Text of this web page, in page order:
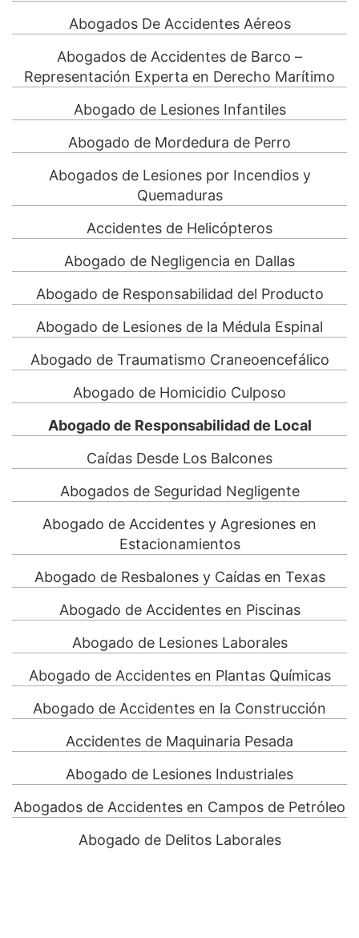
Abogados De Accidentes Aéreos
Abogados de Accidentes de Barco –
Representación Experta en Derecho Marítimo
Abogado de Lesiones Infantiles
Abogado de Mordedura de Perro
Abogados de Lesiones por Incendios y
Quemaduras
Accidentes de Helicópteros
Abogado de Negligencia en Dallas
Abogado de Responsabilidad del Producto
Abogado de Lesiones de la Médula Espinal
Abogado de Traumatismo Craneoencefálico
Abogado de Homicidio Culposo
Abogado de Responsabilidad de Local
Caídas Desde Los Balcones
Abogados de Seguridad Negligente
Abogado de Accidentes y Agresiones en
Estacionamientos
Abogado de Resbalones y Caídas en Texas
Abogado de Accidentes en Piscinas
Abogado de Lesiones Laborales
Abogado de Accidentes en Plantas Químicas
Abogado de Accidentes en la Construcción
Accidentes de Maquinaria Pesada
Abogado de Lesiones Industriales
Abogados de Accidentes en Campos de Petróleo
Abogado de Delitos Laborales